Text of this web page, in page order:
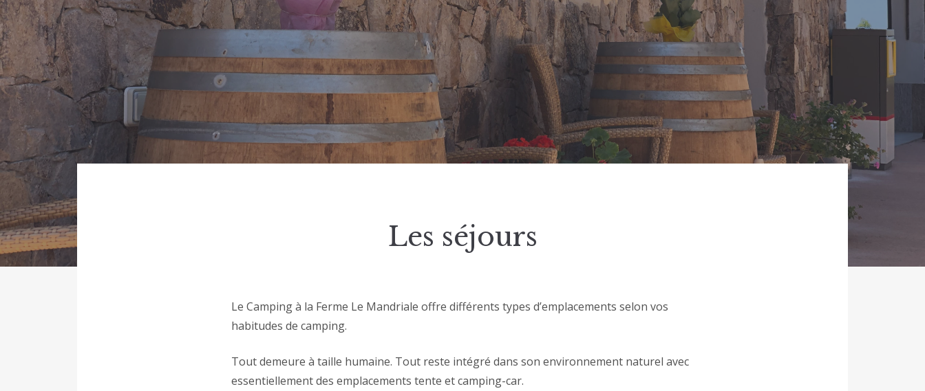
Les séjours
Le Camping à la Ferme Le Mandriale offre différents types d’emplacements selon vos
habitudes de camping.
Tout demeure à taille humaine. Tout reste intégré dans son environnement naturel avec
essentiellement des emplacements tente et camping-car.